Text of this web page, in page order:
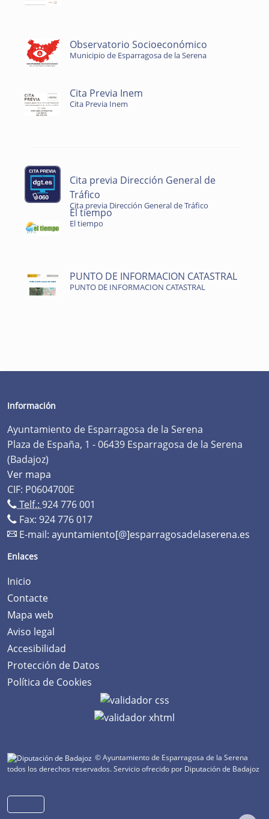
Observatorio Socioeconómico
Municipio de Esparragosa de la Serena
Cita Previa Inem
Cita Previa Inem
Cita previa Dirección General de
Tráfico
Cita previa Dirección General de Tráfico
El tiempo
El tiempo
PUNTO DE INFORMACION CATASTRAL
PUNTO DE INFORMACION CATASTRAL
Información
Ayuntamiento de Esparragosa de la Serena
Plaza de España, 1 - 06439 Esparragosa de la Serena
(Badajoz)
Ver mapa
CIF: P0604700E
Telf.: 924 776 001
Fax: 924 776 017
E-mail: ayuntamiento[@]esparragosadelaserena.es
Enlaces
Inicio
Contacte
Mapa web
Aviso legal
Accesibilidad
Protección de Datos
Política de Cookies
© Ayuntamiento de Esparragosa de la Serena
todos los derechos reservados.Servicio ofrecido por Diputación de Badajoz